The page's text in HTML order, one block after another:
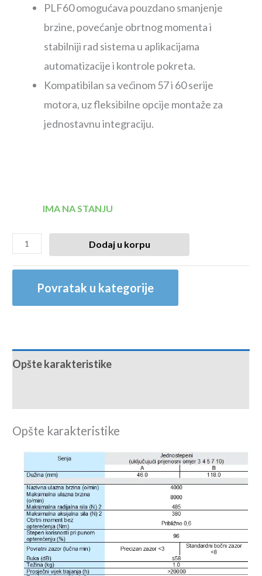
PLF60 omogućava pouzdano smanjenje
brzine, povećanje obrtnog momenta i
stabilniji rad sistema u aplikacijama
automatizacije i kontrole pokreta.
Kompatibilan sa većinom 57 i 60 serije
motora, uz fleksibilne opcije montaže za
jednostavnu integraciju.
IMA NA STANJU
Dodaj u korpu
Povratak u kategorije
Opšte karakteristike
Opšte karakteristike